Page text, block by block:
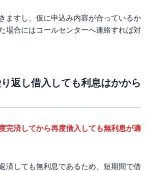
ますし、仮に申込み内容が合っているか
場合にはコールセンターへ連絡すれば対
返し借入しても利息はかから
完済してから再度借入しても無利息が適
済しても無利息であるため、短期間で借